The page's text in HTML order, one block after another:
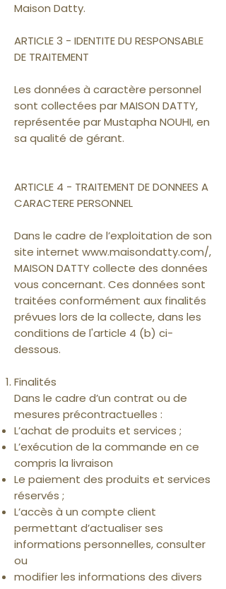
Maison Datty.
ARTICLE 3 - IDENTITE DU RESPONSABLE
DE TRAITEMENT
Les données à caractère personnel
sont collectées par MAISON DATTY,
représentée par Mustapha NOUHI, en
sa qualité de gérant.
ARTICLE 4 - TRAITEMENT DE DONNEES A
CARACTERE PERSONNEL
Dans le cadre de l’exploitation de son
site internet www.maisondatty.com/,
MAISON DATTY collecte des données
vous concernant. Ces données sont
traitées conformément aux finalités
prévues lors de la collecte, dans les
conditions de l'article 4 (b) ci-
dessous.
Finalités
Dans le cadre d’un contrat ou de
mesures précontractuelles :
L’achat de produits et services ;
L’exécution de la commande en ce
compris la livraison
Le paiement des produits et services
réservés ;
L’accès à un compte client
permettant d’actualiser ses
informations personnelles, consulter
ou
modifier les informations des divers